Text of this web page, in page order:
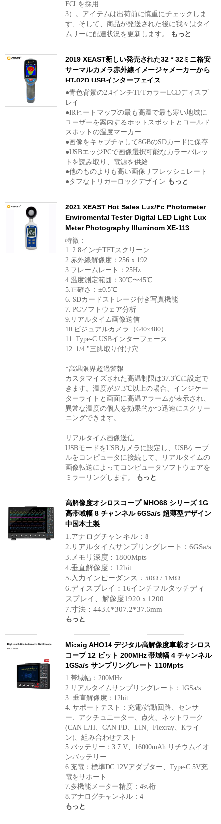
FCLを採用
3）。アイテムは出荷前に慎重にチェックしま
す、そして、商品が発送された後に我々はタイ
ムリーに配達状況を更新します。
もっと
2019 XEAST新しい発売された32 * 32ミニ格安
サーマルカメラ赤外線イメージャメーカーから
HT-02D USBインターフェイス
●青色背景の2.4インチTFTカラーLCDディスプ
レイ
●IRヒートマップの最も高温で最も寒い地域に
ユーザーを案内するホットスポットとコールド
スポットの温度マーカー
●画像をキャプチャして8GBのSDカードに保存
●USBエッジPCで画像選択可能なカラーパレッ
トを読み取り、電源を供給
●他のものよりも高い画像リフレッシュレート
●タフなトリガーロックデザイン もっと
2021 XEAST Hot Sales Lux/Fc Photometer
Enviromental Tester Digital LED Light Lux
Meter Photography Illuminom XE-113
特徴：
1. 2.8インチTFTスクリーン
2.赤外線解像度：256 x 192
3.フレームレート：25Hz
4.温度測定範囲：30℃〜45℃
5.正確さ：±0.5℃
6. SDカードストレージ付き写真機能
7. PCソフトウェア分析
9.リアルタイム画像送信
10.ビジュアルカメラ（640×480）
11. Type-C USBインターフェース
12. 1/4 "三脚取り付け穴
*高温限界超過警報
カスタマイズされた高温制限は37.3℃に設定で
きます。温度が37.3℃以上の場合、インジケー
ターライトと画面に高温アラームが表示され、
異常な温度の個人を効果的かつ迅速にスクリー
ニングできます。
リアルタイム画像送信
USBモードをUSBカメラに設定し、USBケーブ
ルをコンピュータに接続して、リアルタイムの
画像転送によってコンピュータソフトウェアを
ミラーリングします。
もっと
高解像度オシロスコープ MHO68 シリーズ 1G
高帯域幅 8 チャンネル 6GSa/s 超薄型デザイン
中国本土製
1.アナログチャンネル：8
2.リアルタイムサンプリングレート：6GSa/s
3.メモリ深度：1800Mpts
4.垂直解像度：12bit
5.入力インピーダンス：50Ω / 1MΩ
6.ディスプレイ：16インチフルタッチディ
スプレイ、解像度1920 x 1200
7.寸法：443.6*307.2*37.6mm
もっと
Micsig AHO14 デジタル高解像度車載オシロス
コープ 12 ビット 200MHz 帯域幅 4 チャンネル
1GSa/s サンプリングレート 110Mpts
1.帯域幅：200MHz
2.リアルタイムサンプリングレート：1GSa/s
3. 垂直解像度：12bit
4. サポートテスト：充電/始動回路、センサ
ー、アクチュエーター、点火、ネットワーク
(CAN L/H、CAN FD、LIN、Flexray、Kライ
ン)、組み合わせテスト
5.バッテリー：3.7 V、16000mAh リチウムイオ
ンバッテリー
6.充電：標準DC 12Vアダプター、Type-C 5V充
電をサポート
7.多機能メーター精度：4⅚桁
8.アナログチャンネル：4
もっと